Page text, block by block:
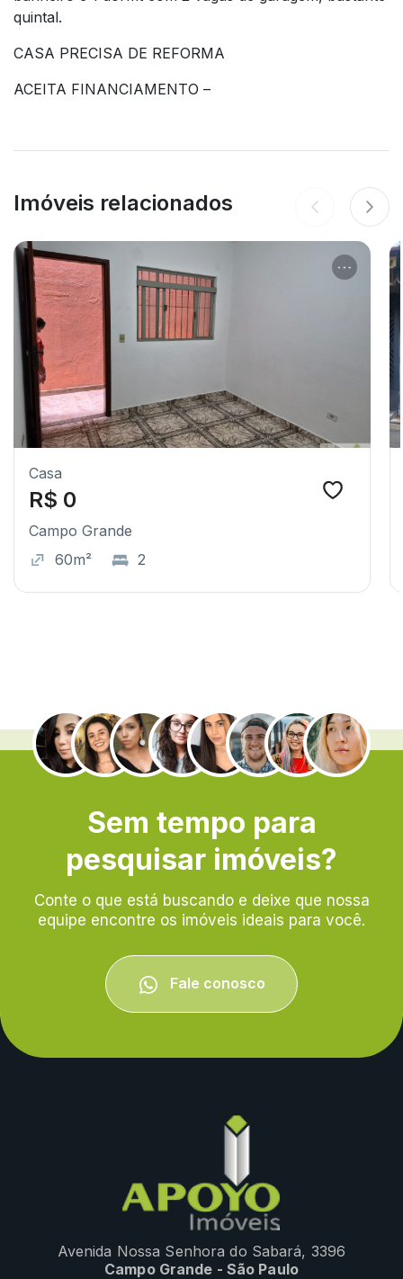
quintal.
CASA PRECISA DE REFORMA
ACEITA FINANCIAMENTO –
Imóveis relacionados
Casa
R$ 0
Campo Grande
60m²
2
.
Sem tempo para
pesquisar imóveis?
Conte o que está buscando e deixe que nossa
equipe encontre os imóveis ideais para você.
Fale conosco
Avenida Nossa Senhora do Sabará, 3396
Campo Grande - São Paulo